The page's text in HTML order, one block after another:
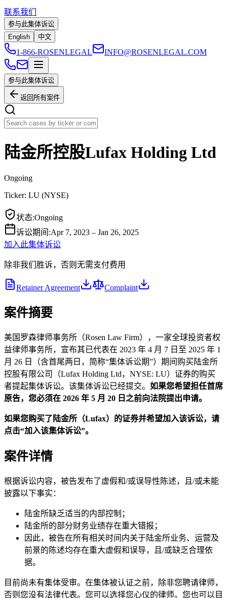
联系我们
参与此集体诉讼
English
中文
1-866-ROSENLEGAL INFO@ROSENLEGAL.COM
参与此集体诉讼
返回所有案件
陆金所控股Lufax Holding Ltd
Ongoing
Ticker: LU (NYSE)
状态:Ongoing
诉讼期间 :Apr 7, 2023 – Jan 26, 2025
加入此集体诉讼
除非我们胜诉，否则无需支付费用
Retainer Agreement Complaint
案件摘要
美国罗森律师事务所（Rosen Law Firm），一家全球投资者权
益律师事务所，宣布其已代表在 2023 年 4 月 7 日至 2025 年 1
月 26 日（含首尾两日，简称“集体诉讼期”）期间购买陆金所
控股有限公司（Lufax Holding Ltd，NYSE: LU）证券的购买
者提起集体诉讼。该集体诉讼已经提交。 如果您希望担任首席
原告，您必须在 2026 年 5 月 20 日之前向法院提出申请。
如果您购买了陆金所（Lufax）的证券并希望加入该诉讼，请
点击“加入该集体诉讼”。
案件详情
根据诉讼内容，被告发布了虚假和/或误导性陈述，且/或未能
披露以下事实：
陆金所缺乏适当的内部控制；
陆金所的部分财务业绩存在重大错报；
因此，被告在所有相关时间内关于陆金所业务、运营及
前景的陈述均存在重大虚假和误导，且/或缺乏合理依
据。
目前尚未有集体受审。在集体被认证之前，除非您聘请律师，
否则您没有法律代表。您可以选择您心仪的律师。您也可以目